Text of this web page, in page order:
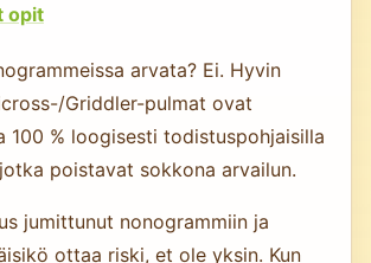
opit
arvata? Ei. Hyvin
Griddler-pulmat ovat
100 % loogisesti todistuspohjaisilla
poistavat sokkona arvailun.
jumittunut nonogrammiin ja
ottaa riski, et ole yksin. Kun